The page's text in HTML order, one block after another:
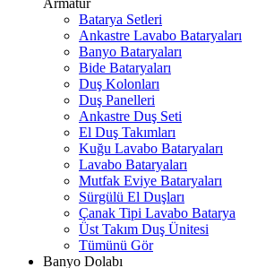
Armatür
Batarya Setleri
Ankastre Lavabo Bataryaları
Banyo Bataryaları
Bide Bataryaları
Duş Kolonları
Duş Panelleri
Ankastre Duş Seti
El Duş Takımları
Kuğu Lavabo Bataryaları
Lavabo Bataryaları
Mutfak Eviye Bataryaları
Sürgülü El Duşları
Çanak Tipi Lavabo Batarya
Üst Takım Duş Ünitesi
Tümünü Gör
Banyo Dolabı